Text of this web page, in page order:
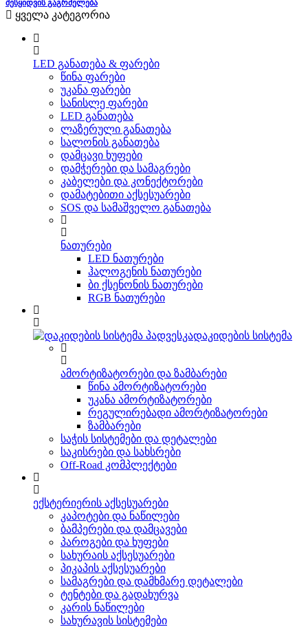
ᲨᲔᲡᲧᲘᲓᲕᲘᲡ ᲒᲐᲒᲠᲫᲔᲚᲔᲑᲐ
ყველა კატეგორია
LED განათება & ფარები
წინა ფარები
უკანა ფარები
სანისლე ფარები
LED განათება
ლაზერული განათება
სალონის განათება
დამცავი ხუფები
დამჭერები და სამაგრები
კაბელები და კონექტორები
დამატებითი აქსესუარები
SOS და სამაშველო განათება
ნათურები
LED ნათურები
ჰალოგენის ნათურები
ბი ქსენონის ნათურები
RGB ნათურები
დაკიდების სისტემა
ამორტიზატორები და ზამბარები
წინა ამორტიზატორები
უკანა ამორტიზატორები
რეგულირებადი ამორტიზატორები
ზამბარები
საჭის სისტემები და დეტალები
საკისრები და სახსრები
Off-Road კომპლექტები
ექსტერიერის აქსესუარები
კაპოტები და ნაწილები
ბამპერები და დამცავები
პაროგები და ხუფები
სახურაის აქსესუარები
პიკაპის აქსესუარები
სამაგრები და დამხმარე დეტალები
ტენტები და გადახურვა
კარის ნაწილები
სახურავის სისტემები